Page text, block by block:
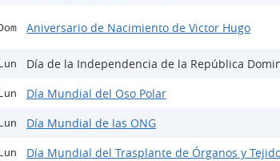
Aniversario de Nacimiento de Victor Hugo
Día de la Independencia de la República
Día Mundial del Oso Polar
Día Mundial de las ONG
Día Mundial del Trasplante de Órganos y